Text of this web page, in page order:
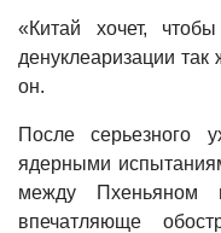
«Китай хочет,
денуклеаризации так
он.
После серьезного
ядерными
между
впечатляюще